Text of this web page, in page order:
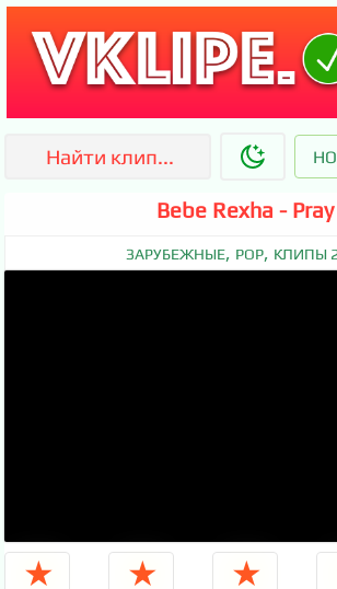
Bebe Rexha - Pray
ЗАРУБЕЖНЫЕ, POP, КЛИПЫ
★ ★ ★